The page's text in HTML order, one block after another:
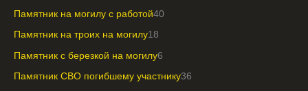
Памятник на могилу с работой40
Памятник на троих на могилу18
Памятник с березкой на могилу6
Памятник СВО погибшему участнику36